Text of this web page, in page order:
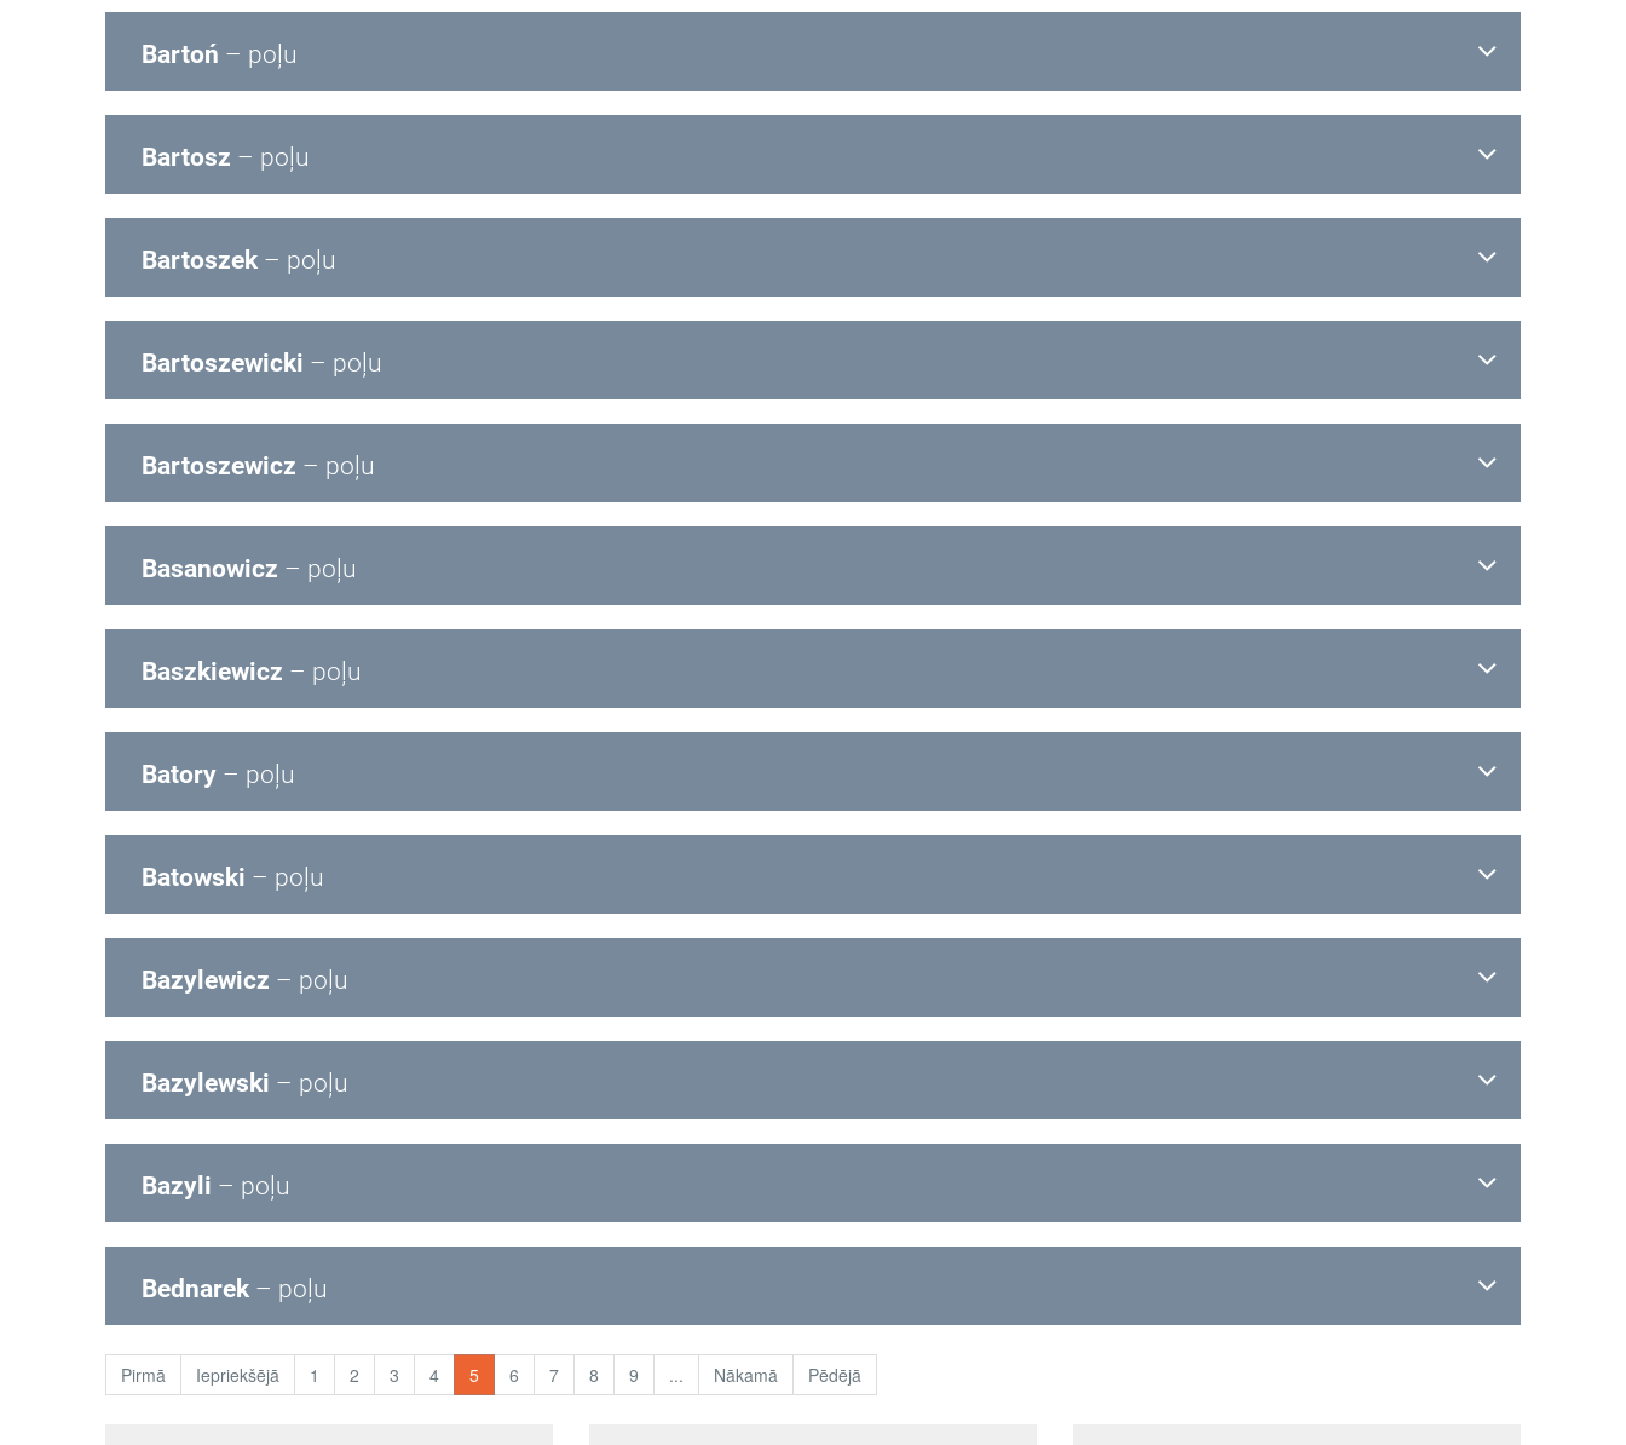
Bartoń – poļu
Bartosz – poļu
Bartoszek – poļu
Bartoszewicki – poļu
Bartoszewicz – poļu
Basanowicz – poļu
Baszkiewicz – poļu
Batory – poļu
Batowski – poļu
Bazylewicz – poļu
Bazylewski – poļu
Bazyli – poļu
Bednarek – poļu
Pirmā Iepriekšējā 1 2 3 4 5 6 7 8 9 ... Nākamā Pēdējā